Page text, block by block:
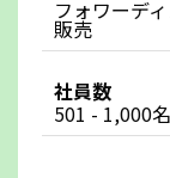
フォワーデ
販売
社員数
501 - 1,000名